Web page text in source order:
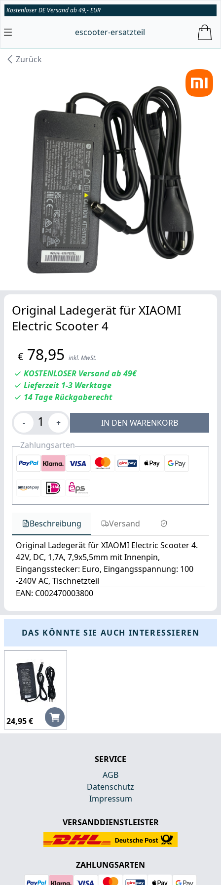
Kostenloser DE Versand ab 49,- EUR
escooter-ersatzteil
Zurück
Original Ladegerät für XIAOMI
Electric Scooter 4
€ 78,95 inkl. MwSt.
KOSTENLOSER Versand ab 49€
Lieferzeit 1-3 Werktage
14 Tage Rückgaberecht
- 1 + IN DEN WARENKORB
Zahlungsarten
Beschreibung
Versand
Original Ladegerät für XIAOMI Electric Scooter 4.
42V, DC, 1,7A, 7,9x5,5mm mit Innenpin,
Eingangsstecker: Euro, Eingangsspannung: 100
-240V AC, Tischnetzteil
EAN: C002470003800
DAS KÖNNTE SIE AUCH INTERESSIEREN
24,95 €
SERVICE
AGB
Datenschutz
Impressum
VERSANDDIENSTLEISTER
ZAHLUNGSARTEN